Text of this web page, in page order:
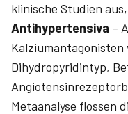
klinische Studien
Antihypertensiva –
Dihydropyridintyp,
Metaanalyse flossen